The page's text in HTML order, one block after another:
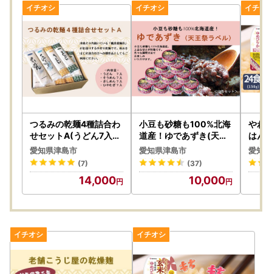
つるみの乾麺4種詰合わ
せセットA(うどん7入、
そうめん7入、きしめん
7入、ひやむぎ7入)
愛知県津島市
(7)
14,000
小豆も砂糖も100%北海
道産！ゆであずき(天王
祭ラベル)10缶セット
愛知県津島市
(37)
10,000
やわ
はん
愛知